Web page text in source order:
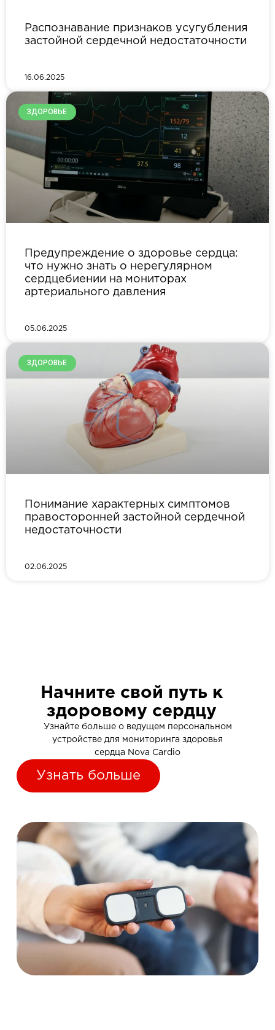
Распознавание признаков усугубления
застойной сердечной недостаточности
16.06.2025
ЗДОРОВЬЕ
Предупреждение о здоровье сердца:
что нужно знать о нерегулярном
сердцебиении на мониторах
артериального давления
05.06.2025
ЗДОРОВЬЕ
Понимание характерных симптомов
правосторонней застойной сердечной
недостаточности
02.06.2025
Начните свой путь к
здоровому сердцу
Узнайте больше о ведущем персональном
устройстве для мониторинга здоровья
сердца Nova Cardio
Узнать больше